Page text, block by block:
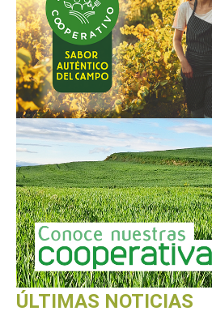
ÚLTIMAS NOTICIAS